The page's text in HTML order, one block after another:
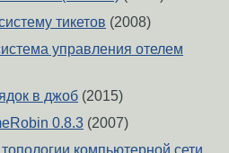
тикетов (2008)
управления отелем
в джоб (2015)
0.8.3 (2007)
компьютерной сети